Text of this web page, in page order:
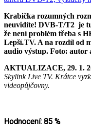
Krabička rozumných
neuvidíte! DVB-T/T2 je
že není problém třeba s
Lepší.TV. A na rozdíl od
audio výstup. Foto: autor
AKTUALIZACE, 29. 1.
Skylink Live TV. Krátce
videopůjčovny.
Hodnocení: 85 %